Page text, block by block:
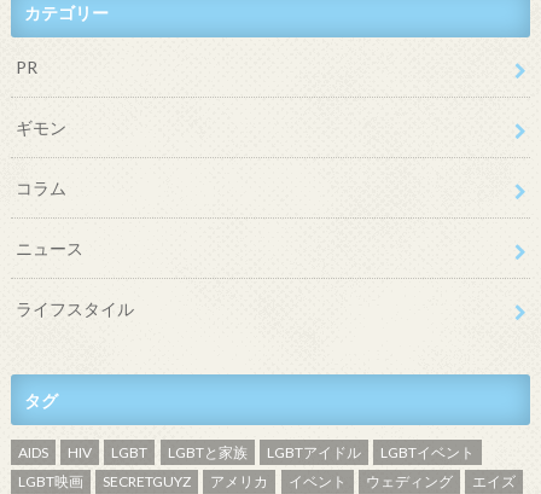
カテゴリー
PR
ギモン
コラム
ニュース
ライフスタイル
タグ
AIDS HIV LGBT LGBTと家族 LGBTアイドル
LGBTイベント
LGBT映画
SECRETGUYZ アメリカ イベント ウェディング
エイズ